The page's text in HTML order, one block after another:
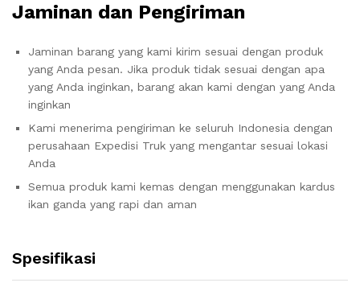
Jaminan dan Pengiriman
Jaminan barang yang kami kirim sesuai dengan produk
yang Anda pesan. Jika produk tidak sesuai dengan apa
yang Anda inginkan, barang akan kami dengan yang Anda
inginkan
Kami menerima pengiriman ke seluruh Indonesia dengan
perusahaan Expedisi Truk yang mengantar sesuai lokasi
Anda
Semua produk kami kemas dengan menggunakan kardus
ikan ganda yang rapi dan aman
Spesifikasi